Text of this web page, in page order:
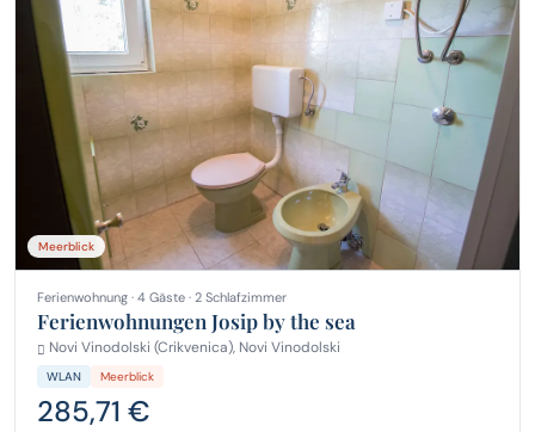
Meerblick
Ferienwohnung · 4 Gäste · 2 Schlafzimmer
Ferienwohnungen Josip by the sea
Novi Vinodolski (Crikvenica), Novi Vinodolski
WLAN Meerblick
285,71 €